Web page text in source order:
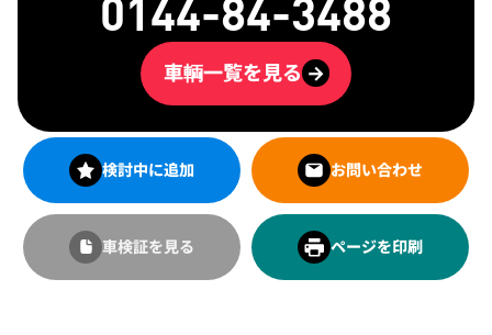
0144-84-3488
車輌一覧を見る →
検討中に追加 お問い合わせ
車検証を見る ページを印刷